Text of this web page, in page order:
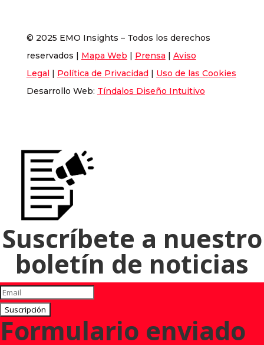
© 2025 EMO Insights – Todos los derechos
reservados | Mapa Web | Prensa | Aviso
Legal| Política de Privacidad| Uso de las Cookies
Desarrollo Web: Tíndalos Diseño Intuitivo
Suscríbete a nuestro
boletín de noticias
Suscripción
Formulario enviado